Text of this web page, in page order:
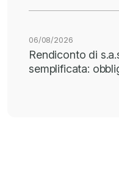
06/08/2026
Rendiconto di
semplificata: